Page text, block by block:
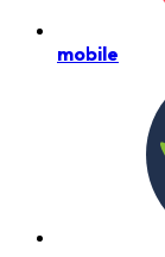
mobile